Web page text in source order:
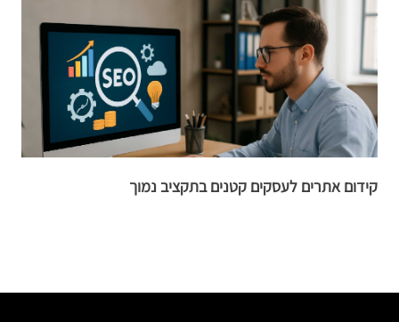
קידום אתרים לעסקים קטנים בתקציב נמוך